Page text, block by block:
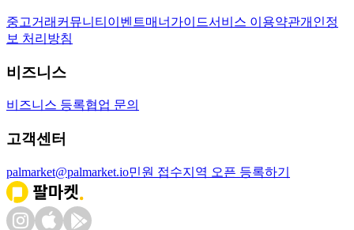
중고거래 커뮤니티 이벤트매너가이드서비스 이용약관개인정
보 처리방침
비즈니스
비즈니스 등록협업 문의
고객센터
palmarket@palmarket.io민원 접수지역 오픈 등록하기